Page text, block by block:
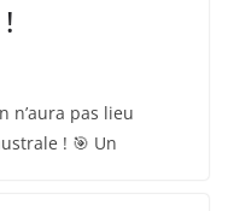
n’aura pas lieu
! 🎯 Un